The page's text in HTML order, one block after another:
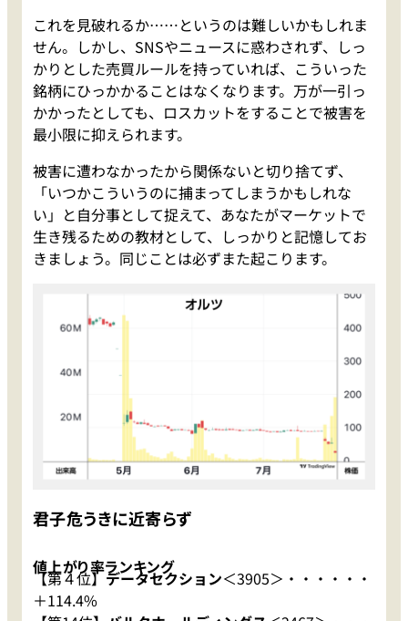
これを見破れるか……というのは難しいかもしれま
せん。しかし、SNSやニュースに惑わされず、しっ
かりとした売買ルールを持っていれば、こういった
銘柄にひっかかることはなくなります。万が一引っ
かかったとしても、ロスカットをすることで被害を
最小限に抑えられます。
被害に遭わなかったから関係ないと切り捨てず、
「いつかこういうのに捕まってしまうかもしれな
い」と自分事として捉えて、あなたがマーケットで
生き残るための教材として、しっかりと記憶してお
きましょう。同じことは必ずまた起こります。
君子危うきに近寄らず
値上がり率ランキング
【第４位】データセクション＜3905＞・・・・・・
＋114.4%